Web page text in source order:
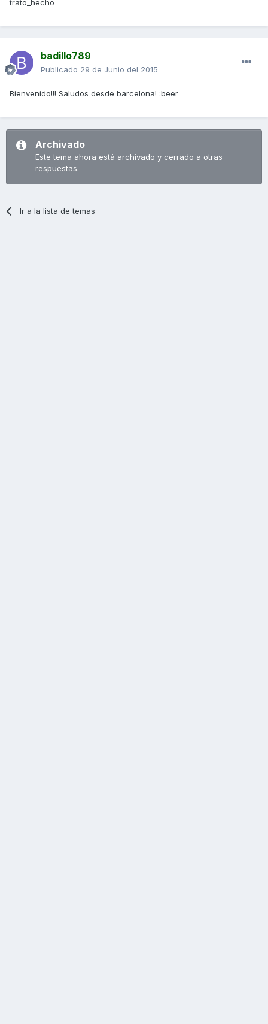
trato_hecho
badillo789
Publicado 29 de Junio del 2015
Bienvenido!!! Saludos desde barcelona! :beer
Archivado
Este tema ahora está archivado y cerrado a otras
respuestas.
Ir a la lista de temas